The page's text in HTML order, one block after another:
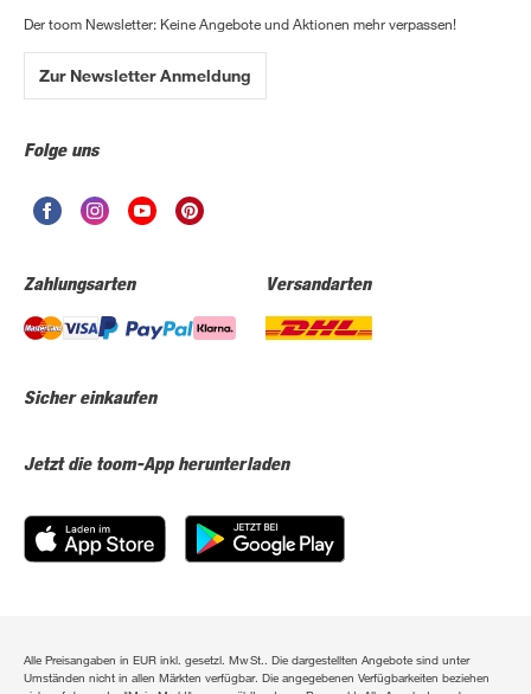
Der toom Newsletter: Keine Angebote und Aktionen mehr verpassen!
Zur Newsletter Anmeldung
Folge uns
Zahlungsarten Versandarten
Sicher einkaufen
Jetzt die toom-App herunterladen
Alle Preisangaben in EUR inkl. gesetzl. MwSt.. Die dargestellten Angebote sind unter
Umständen nicht in allen Märkten verfügbar. Die angegebenen Verfügbarkeiten beziehen